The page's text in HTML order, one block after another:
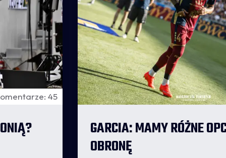
45
GARCIA: MAMY RÓŻNE
OBRONĘ